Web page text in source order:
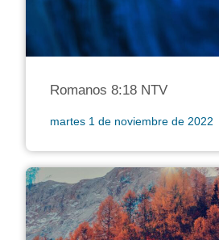
Romanos 8:18 NTV
martes 1 de noviembre de 2022